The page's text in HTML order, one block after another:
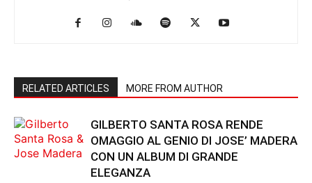
RELATED ARTICLES MORE FROM AUTHOR
GILBERTO SANTA ROSA RENDE
OMAGGIO AL GENIO DI JOSE’ MADERA
CON UN ALBUM DI GRANDE
ELEGANZA